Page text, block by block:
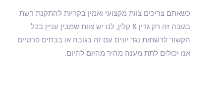
כשאתם צריכים צוות מקצועי ואמין בקריות להתקנת רשת
בגובה זה רק גרין & קלין, לנו יש צוות שמבין עניין בכל
הקשור לרשתות נגד יונים עם זה בגובה או בבתים פרטיים
אנו יכולים לתת מענה מהיר מהיום להיום.